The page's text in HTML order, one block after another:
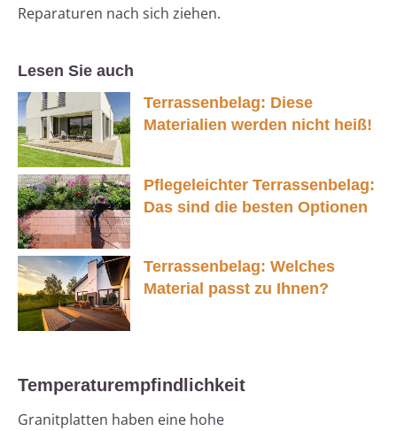
Reparaturen nach sich ziehen.
Lesen Sie auch
Terrassenbelag: Diese
Materialien werden nicht heiß!
Pflegeleichter Terrassenbelag:
Das sind die besten Optionen
Terrassenbelag: Welches
Material passt zu Ihnen?
Temperaturempfindlichkeit
Granitplatten haben eine hohe